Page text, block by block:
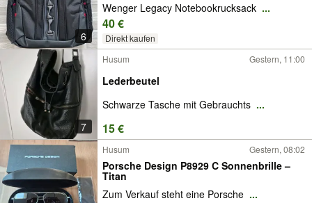
6
Wenger Legacy Notebookrucksack ...
40 €
Direkt kaufen
7
Husum Gestern, 11:00
Lederbeutel
Schwarze Tasche mit Gebrauchts ...
15 €
Husum Gestern, 08:02
Porsche Design P8929 C Sonnenbrille –
Titan
Zum Verkauf steht eine Porsche ...